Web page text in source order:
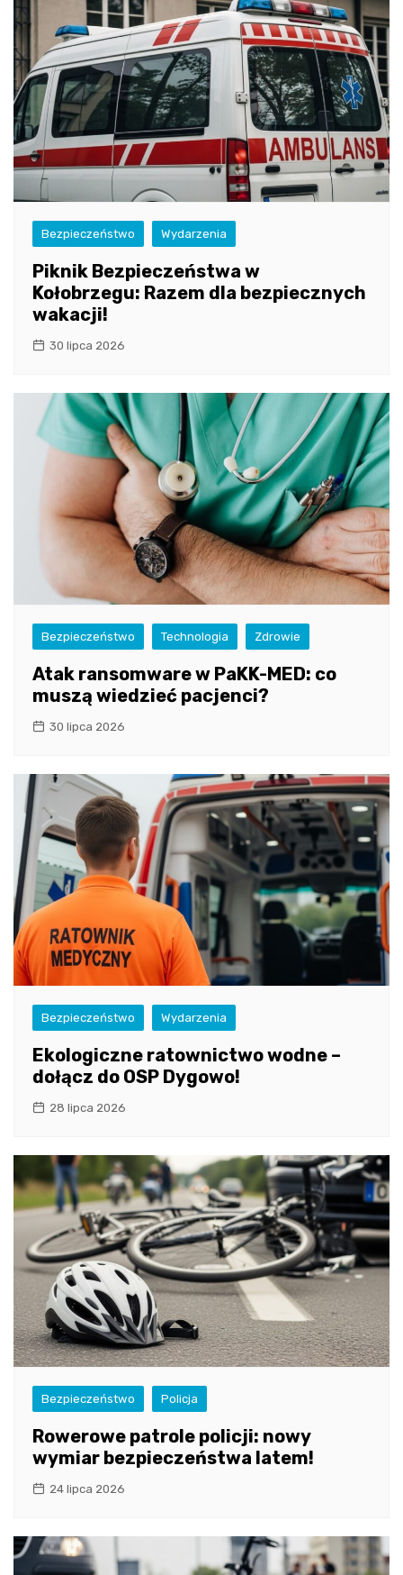
Bezpieczeństwo Wydarzenia
Piknik Bezpieczeństwa w
Kołobrzegu: Razem dla bezpiecznych
wakacji!
30 lipca 2026
Bezpieczeństwo Technologia Zdrowie
Atak ransomware w PaKK-MED: co
muszą wiedzieć pacjenci?
30 lipca 2026
Bezpieczeństwo Wydarzenia
Ekologiczne ratownictwo wodne –
dołącz do OSP Dygowo!
28 lipca 2026
Bezpieczeństwo Policja
Rowerowe patrole policji: nowy
wymiar bezpieczeństwa latem!
24 lipca 2026